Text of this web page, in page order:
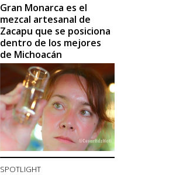
Gran Monarca es el
mezcal artesanal de
Zacapu que se posiciona
dentro de los mejores
de Michoacán
SPOTLIGHT